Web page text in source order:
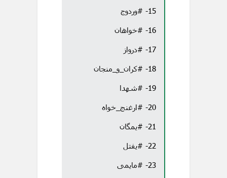
15- #وردوج
16- #خواهان
17- #درواز
18- #کران_و_منجان
19- #شهدا
20- #ارغنج_خواه
21- #یمگان
22- #یفتل
23- #مایمی